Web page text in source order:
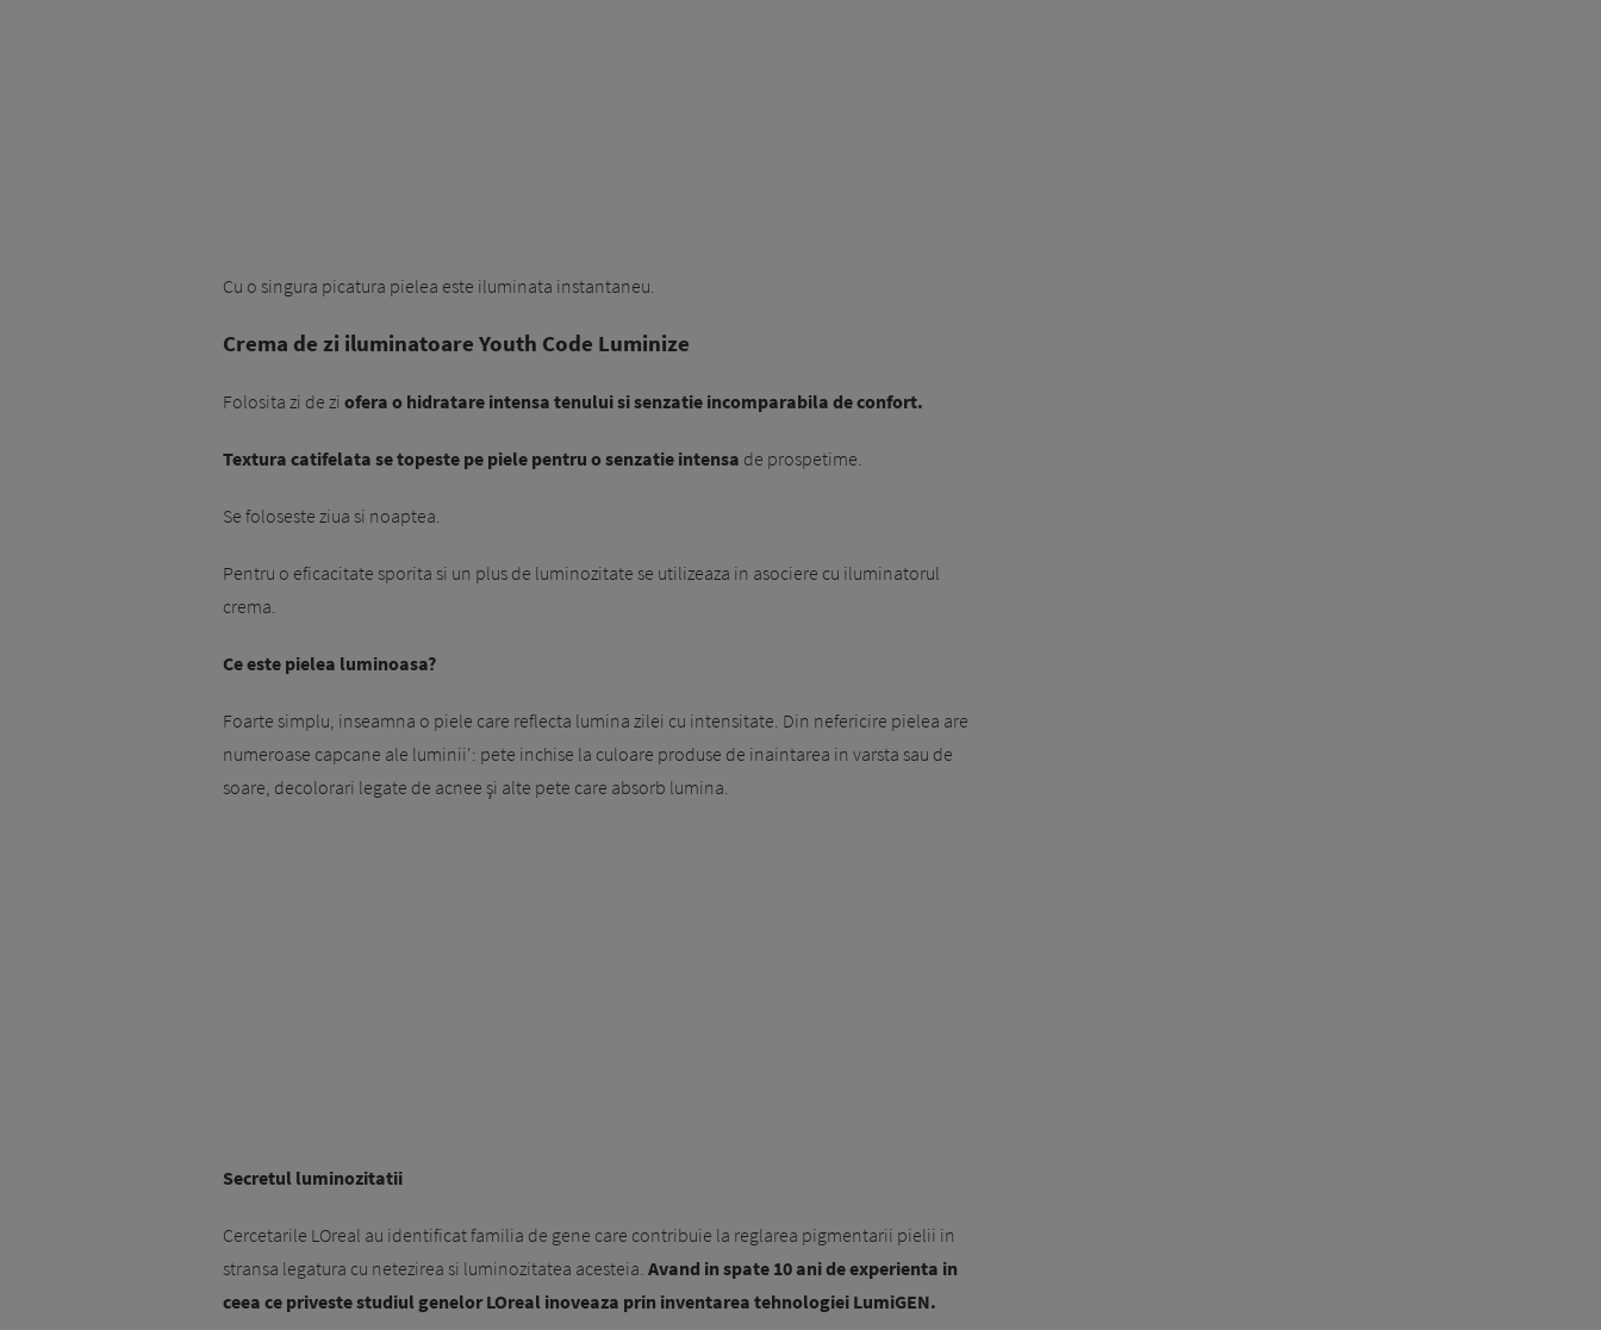
Cu o singura picatura pielea este iluminata instantaneu.
Crema de zi iluminatoare Youth Code Luminize
Folosita zi de zi ofera o hidratare intensa tenului si senzatie incomparabila de confort.
Textura catifelata se topeste pe piele pentru o senzatie intensa de prospetime.
Se foloseste ziua si noaptea.
Pentru o eficacitate sporita si un plus de luminozitate se utilizeaza in asociere cu iluminatorul
crema.
Ce este pielea luminoasa?
Foarte simplu, inseamna o piele care reflecta lumina zilei cu intensitate. Din nefericire pielea are
numeroase capcane ale luminii': pete inchise la culoare produse de inaintarea in varsta sau de
soare, decolorari legate de acnee şi alte pete care absorb lumina.
Secretul luminozitatii
Cercetarile LOreal au identificat familia de gene care contribuie la reglarea pigmentarii pielii in
stransa legatura cu netezirea si luminozitatea acesteia. Avand in spate 10 ani de experienta in
ceea ce priveste studiul genelor LOreal inoveaza prin inventarea tehnologiei LumiGEN.